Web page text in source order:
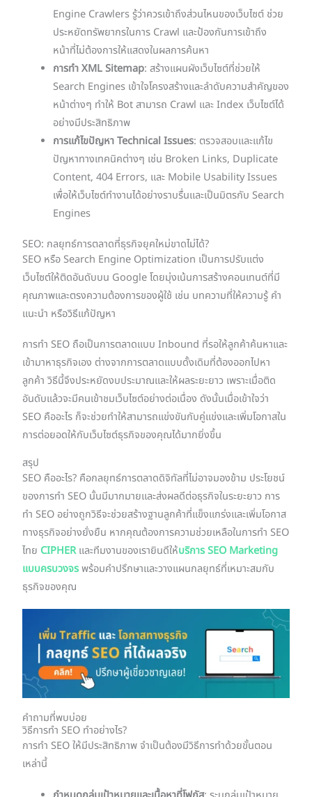
Engine Crawlers รู้ว่าควรเข้าถึงส่วนไหนของเว็บไซต์ ช่วย
ประหยัดทรัพยากรในการ Crawl และป้องกันการเข้าถึง
หน้าที่ไม่ต้องการให้แสดงในผลการค้นหา
การทำ XML Sitemap: สร้างแผนผังเว็บไซต์ที่ช่วยให้
Search Engines เข้าใจโครงสร้างและลำดับความสำคัญของ
หน้าต่างๆ ทำให้ Bot สามารถ Crawl และ Index เว็บไซต์ได้
อย่างมีประสิทธิภาพ
การแก้ไขปัญหา Technical Issues: ตรวจสอบและแก้ไข
ปัญหาทางเทคนิคต่างๆ เช่น Broken Links, Duplicate
Content, 404 Errors, และ Mobile Usability Issues
เพื่อให้เว็บไซต์ทำงานได้อย่างราบรื่นและเป็นมิตรกับ Search
Engines
SEO: กลยุทธ์การตลาดที่ธุรกิจยุคใหม่ขาดไม่ได้?
SEO หรือ Search Engine Optimization เป็นการปรับแต่ง
เว็บไซต์ให้ติดอันดับบน Google โดยมุ่งเน้นการสร้างคอนเทนต์ที่มี
คุณภาพและตรงความต้องการของผู้ใช้ เช่น บทความที่ให้ความรู้ คำ
แนะนำ หรือวิธีแก้ปัญหา
การทำ SEO ถือเป็นการตลาดแบบ Inbound ที่รอให้ลูกค้าค้นหาและ
เข้ามาหาธุรกิจเอง ต่างจากการตลาดแบบดั้งเดิมที่ต้องออกไปหา
ลูกค้า วิธีนี้จึงประหยัดงบประมาณและให้ผลระยะยาว เพราะเมื่อติด
อันดับแล้วจะมีคนเข้าชมเว็บไซต์อย่างต่อเนื่อง ดังนั้นเมื่อเข้าใจว่า
SEO คืออะไร ก็จะช่วยทำให้สามารถแข่งขันกับคู่แข่งและเพิ่มโอกาสใน
การต่อยอดให้กับเว็บไซต์ธุรกิจของคุณได้มากยิ่งขึ้น
สรุป
SEO คืออะไร? คือกลยุทธ์การตลาดดิจิทัลที่ไม่อาจมองข้าม ประโยชน์
ของการทำ SEO นั้นมีมากมายและส่งผลดีต่อธุรกิจในระยะยาว การ
ทำ SEO อย่างถูกวิธีจะช่วยสร้างฐานลูกค้าที่แข็งแกร่งและเพิ่มโอกาส
ทางธุรกิจอย่างยั่งยืน หากคุณต้องการความช่วยเหลือในการทำ SEO
ไทย CIPHERและทีมงานของเรายินดีให้บริการ SEO Marketing
แบบครบวงจรพร้อมคำปรึกษาและวางแผนกลยุทธ์ที่เหมาะสมกับ
ธุรกิจของคุณ
คำถามที่พบบ่อย
วิธีการทำ SEO ทำอย่างไร?
การทำ SEO ให้มีประสิทธิภาพ จำเป็นต้องมีวิธีการทำด้วยขั้นตอน
เหล่านี้